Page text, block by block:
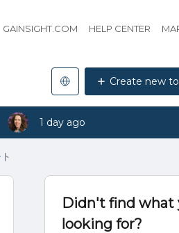
GAINSIGHT.COM HELP CENTER
Create new
1 day ago
Didn't find what
looking for?